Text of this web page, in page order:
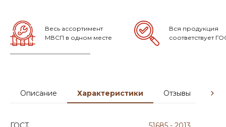
Весь ассортимент
МВСП в одном месте
Вся продукция
соответствует
Описание Характеристики Отзывы